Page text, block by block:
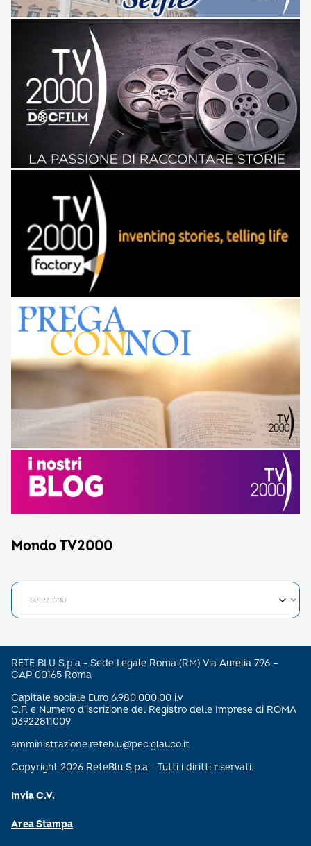
Mondo TV2000
RETE BLU S.p.a - Sede Legale Roma (RM) Via Aurelia 796 –
CAP 00165 Roma
Capitale sociale Euro 6.980.000,00 i.v
C.F. e Numero d’iscrizione del Registro delle Imprese di ROMA
03922811009
amministrazione.reteblu@pec.glauco.it
Copyright 2026 ReteBlu S.p.a - Tutti i diritti riservati.
Invia C.V.
Area Stampa